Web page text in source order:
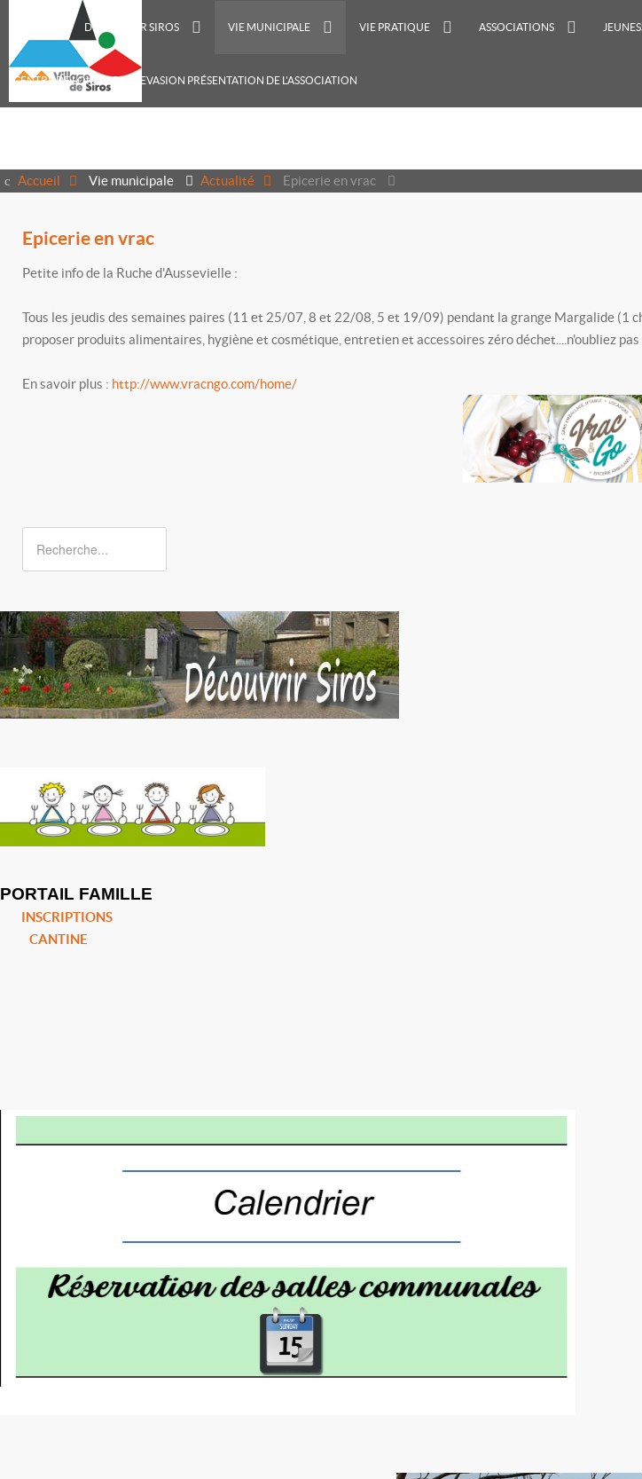
DÉCOUVRIR SIROS VIE MUNICIPALE VIE PRATIQUE ASSOCIATIONS
CENTRE DE LOISIRS RECREVASION PRÉSENTATION DE L'ASSOCIATION
Accueil Vie municipale Actualité Epicerie en vrac
Epicerie en vrac
Petite info de la Ruche d'Aussevielle :
Tous les jeudis des semaines paires (11 et 25/07, 8 et 22/08, 5 et 19/09) pendant la grange Margalide
proposer produits alimentaires, hygiène et cosmétique, entretien et accessoires zéro déchet....n'oubliez
En savoir plus : http://www.vracngo.com/home/
PORTAIL FAMILLE
INSCRIPTIONS
CANTINE